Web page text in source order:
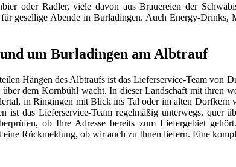
oder Radler, viele davon aus Brauereien der
gesellige Abende in Burladingen. Auch Energy-
um Burladingen am Albtrauf
Hängen des Albtraufs ist das Lieferservice-Team von
dem Kornbühl wacht. In dieser Landschaft mit ihren
in Ringingen mit Blick ins Tal oder im alten Dorfkern
ist das Lieferservice-Team regelmäßig unterwegs,
ob Ihre Adresse bereits zum Liefergebiet
Rückmeldung, ob wir auch zu Ihnen liefern. Eine